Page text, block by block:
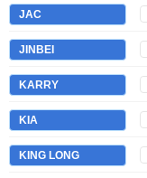
JAC
JINBEI
KARRY
KIA
KING LONG